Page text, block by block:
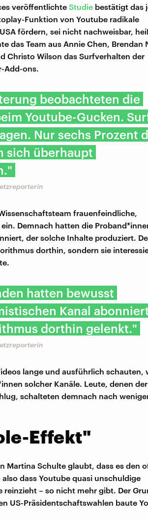
veröffentlichte Studie bestätigt das
Funktion von Youtube radikale
fördern, sei nicht nachweisbar,
das Team aus Annie Chen, Brendan
Christo Wilson das Surfverhalten der
Add-ons.
beobachteten die
Youtube-Gucken.
Nur sechs Prozent
sich überhaupt
frauenfeindliche,
Demnach hatten die
der solche Inhalte produziert.
dorthin, sondern sie
hatten bewusst
Kanal
dorthin gelenkt."
lange und ausführlich schauten,
solcher Kanäle. Leute, denen der
schalteten demnach nach
Effekt"
Martina Schulte glaubt, dass es den
dass Youtube quasi unschuldige
– so nicht mehr gibt. Der
US-Präsidentschaftswahlen baute